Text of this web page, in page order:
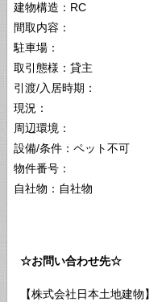
建物構造：RC
間取内容：
駐車場：
取引態様：貸主
引渡/入居時期：
現況：
周辺環境：
設備/条件：ペット不可
物件番号：
自社物：自社物
☆お問い合わせ先☆
【株式会社日本土地建物】